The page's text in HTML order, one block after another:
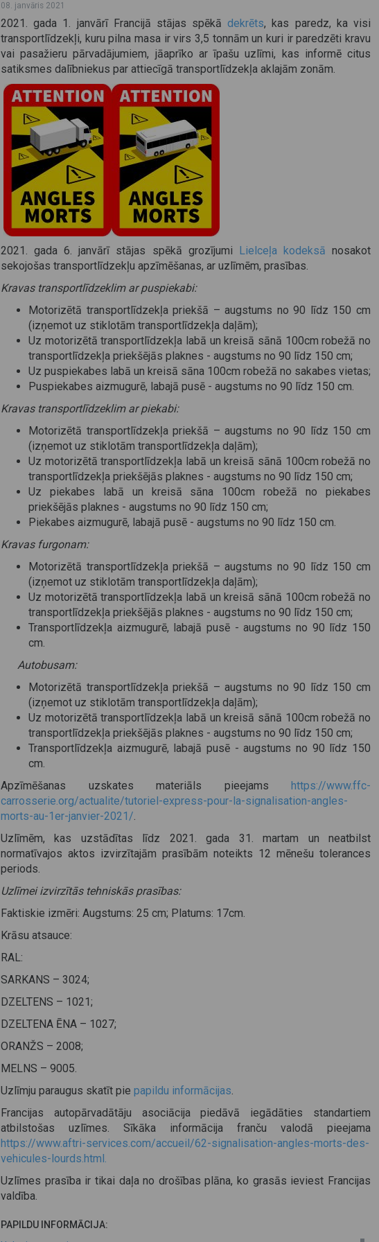
08. janvāris 2021
2021. gada 1. janvārī Francijā stājas spēkādekrēts, kas paredz, ka visi
transportlīdzekļi, kuru pilna masa ir virs 3,5 tonnām un kuri ir paredzēti kravu
vai pasažieru pārvadājumiem, jāaprīko ar īpašu uzlīmi, kas informē citus
satiksmes dalībniekus par attiecīgā transportlīdzekļa aklajām zonām.
2021. gada 6. janvārī stājas spēkā grozījumi Lielceļa kodeksā nosakot
sekojošas transportlīdzekļu apzīmēšanas, ar uzlīmēm, prasības.
Kravas transportlīdzeklim ar puspiekabi:
Motorizētā transportlīdzekļa priekšā – augstums no 90 līdz 150 cm
(izņemot uz stiklotām transportlīdzekļa daļām);
Uz motorizētā transportlīdzekļa labā un kreisā sānā 100cm robežā no
transportlīdzekļa priekšējās plaknes - augstums no 90 līdz 150 cm;
Uz puspiekabes labā un kreisā sāna 100cm robežā no sakabes vietas;
Puspiekabes aizmugurē, labajā pusē - augstums no 90 līdz 150 cm.
Kravas transportlīdzeklim ar piekabi:
Motorizētā transportlīdzekļa priekšā – augstums no 90 līdz 150 cm
(izņemot uz stiklotām transportlīdzekļa daļām);
Uz motorizētā transportlīdzekļa labā un kreisā sānā 100cm robežā no
transportlīdzekļa priekšējās plaknes - augstums no 90 līdz 150 cm;
Uz piekabes labā un kreisā sāna 100cm robežā no piekabes
priekšējās plaknes - augstums no 90 līdz 150 cm;
Piekabes aizmugurē, labajā pusē - augstums no 90 līdz 150 cm.
Kravas furgonam:
Motorizētā transportlīdzekļa priekšā – augstums no 90 līdz 150 cm
(izņemot uz stiklotām transportlīdzekļa daļām);
Uz motorizētā transportlīdzekļa labā un kreisā sānā 100cm robežā no
transportlīdzekļa priekšējās plaknes - augstums no 90 līdz 150 cm;
Transportlīdzekļa aizmugurē, labajā pusē - augstums no 90 līdz 150
cm.
Autobusam:
Motorizētā transportlīdzekļa priekšā – augstums no 90 līdz 150 cm
(izņemot uz stiklotām transportlīdzekļa daļām);
Uz motorizētā transportlīdzekļa labā un kreisā sānā 100cm robežā no
transportlīdzekļa priekšējās plaknes - augstums no 90 līdz 150 cm;
Transportlīdzekļa aizmugurē, labajā pusē - augstums no 90 līdz 150
cm.
Apzīmēšanas uzskates materiāls pieejams https://www.ffc-
carrosserie.org/actualite/tutoriel-express-pour-la-signalisation-angles-
morts-au-1er-janvier-2021/.
Uzlīmēm, kas uzstādītas līdz 2021. gada 31. martam un neatbilst
normatīvajos aktos izvirzītajām prasībām noteikts 12 mēnešu tolerances
periods.
Uzlīmei izvirzītās tehniskās prasības:
Faktiskie izmēri: Augstums: 25 cm; Platums: 17cm.
Krāsu atsauce:
RAL:
SARKANS – 3024;
DZELTENS – 1021;
DZELTENA ĒNA – 1027;
ORANŽS – 2008;
MELNS – 9005.
Uzlīmju paraugus skatīt pie papildu informācijas.
Francijas autopārvadātāju asociācija piedāvā iegādāties standartiem
atbilstošas uzlīmes. Sīkāka informācija franču valodā pieejama
https://www.aftri-services.com/accueil/62-signalisation-angles-morts-des-
vehicules-lourds.html.
Uzlīmes prasība ir tikai daļa no drošības plāna, ko grasās ieviest Francijas
valdība.
PAPILDU INFORMĀCIJA: